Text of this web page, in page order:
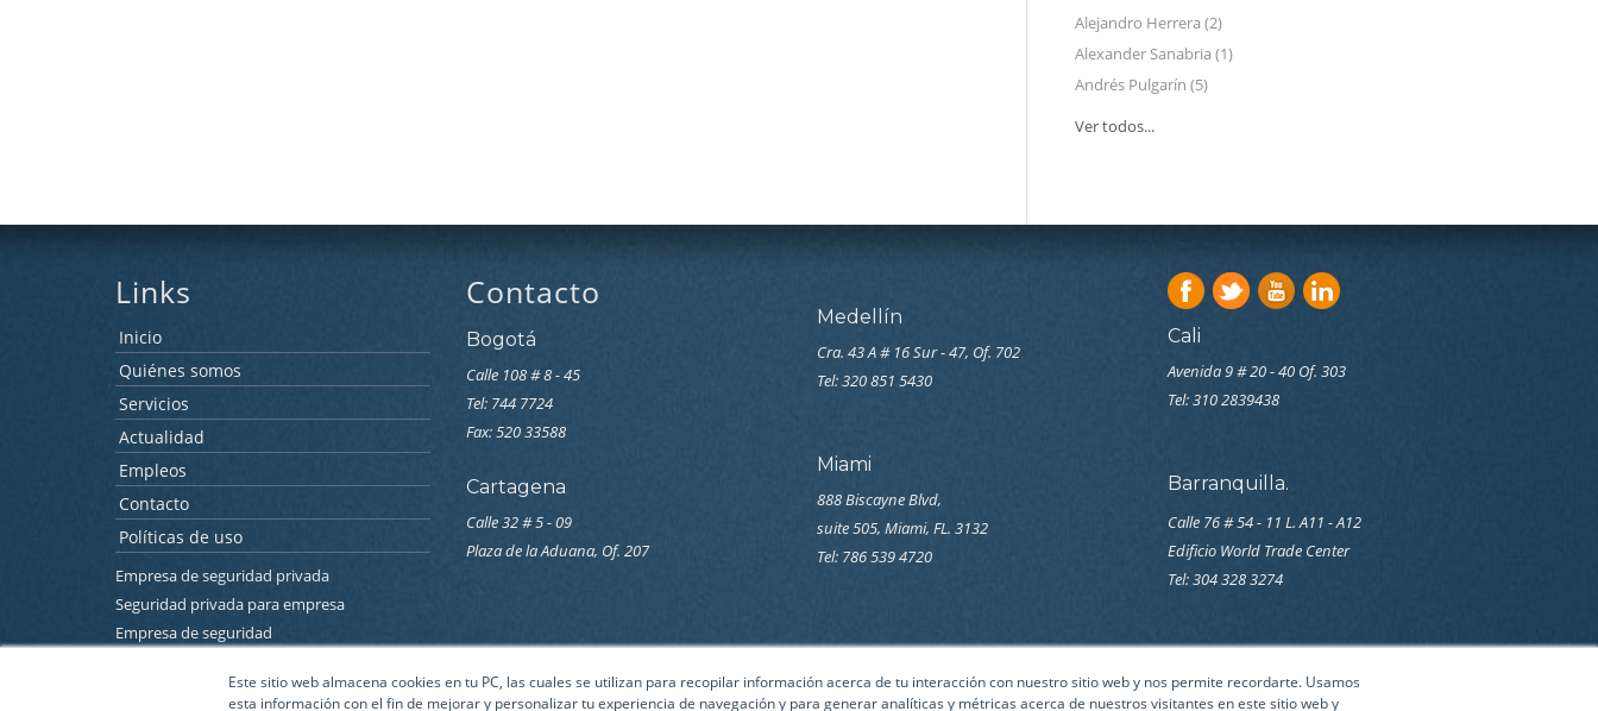
Este sitio web almacena cookies en tu PC, las cuales se utilizan para recopilar información acerca de tu interacción con nuestro sitio web y nos permite recordarte. Usamos
esta información con el fin de mejorar y personalizar tu experiencia de navegación y para generar analíticas y métricas acerca de nuestros visitantes en este sitio web y
Alejandro Herrera (2)
Alexander Sanabria (1)
Andrés Pulgarín (5)
Ver todos...
Links
Inicio
Quiénes somos
Servicios
Actualidad
Empleos
Contacto
Políticas de uso
Empresa de seguridad privada
Seguridad privada para empresa
Empresa de seguridad
Seguridad electronica para empresas
Contacto
Bogotá
Calle 108 # 8 - 45
Tel: 744 7724
Fax: 520 33588
Cartagena
Calle 32 # 5 - 09
Plaza de la Aduana, Of. 207
Medellín
Cra. 43 A # 16 Sur - 47, Of. 702
Tel: 320 851 5430
Miami
888 Biscayne Blvd,
suite 505, Miami, FL. 3132
Tel: 786 539 4720
Cali
Avenida 9 # 20 - 40 Of. 303
Tel:310 2839438
Barranquilla.
Calle 76 # 54 - 11 L. A11 - A12
Edificio World Trade Center
Tel: 304 328 3274